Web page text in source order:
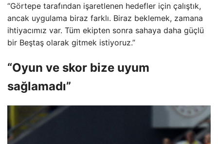
“Görtepe tarafından işaretlenen hedefler için çalıştık,
ancak uygulama biraz farklı. Biraz beklemek, zamana
ihtiyacımız var. Tüm ekipten sonra sahaya daha güçlü
bir Beştaş olarak gitmek istiyoruz.”
“Oyun ve skor bize uyum
sağlamadı”